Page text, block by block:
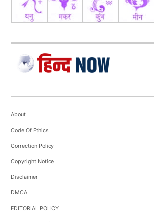
About
Code Of Ethics
Correction Policy
Copyright Notice
Disclaimer
DMCA
EDITORIAL POLICY